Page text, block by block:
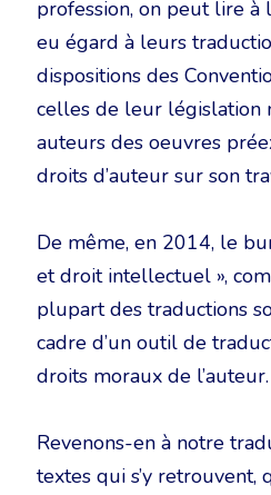
profession, on peut lire à
eu égard à leurs
dispositions des
celles de leur législation
auteurs des oeuvres
droits d’auteur sur son
De même, en 2014, le
et droit intellectuel »,
plupart des traductions
cadre d’un outil de
droits moraux de
Revenons-en à notre
textes qui s’y retrouvent,